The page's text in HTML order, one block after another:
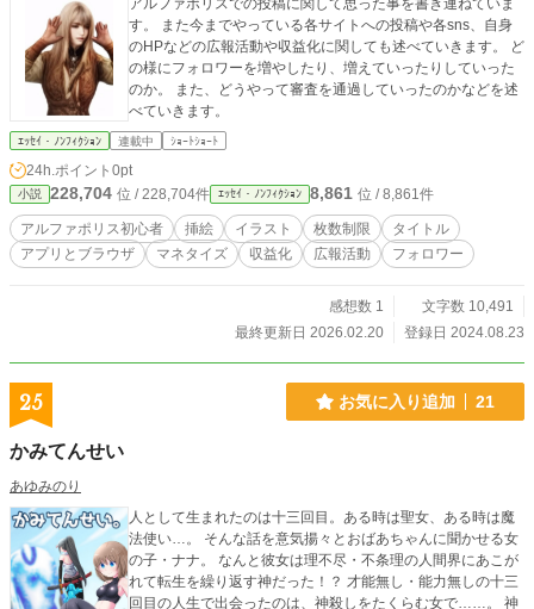
アルファポリスでの投稿に関して思った事を書き連ねていま
す。 また今までやっている各サイトへの投稿や各sns、自身
のHPなどの広報活動や収益化に関しても述べていきます。 ど
の様にフォロワーを増やしたり、増えていったりしていった
のか。 また、どうやって審査を通過していったのかなどを述
べていきます。
ｴｯｾｲ・ﾉﾝﾌｨｸｼｮﾝ 連載中 ｼｮｰﾄｼｮｰﾄ
24h.ポイント 0pt
小説 228,704 位 / 228,704件 ｴｯｾｲ・ﾉﾝﾌｨｸｼｮﾝ 8,861 位 / 8,861件
アルファポリス初心者 挿絵 イラスト 枚数制限
タイトル
アプリとブラウザ
マネタイズ 収益化 広報活動 フォロワー
感想数 1
文字数 10,491
最終更新日 2026.02.20
登録日 2024.08.23
25 お気に入り追加 21
かみてんせい
あゆみのり
人として生まれたのは十三回目。ある時は聖女、ある時は魔
法使い…。 そんな話を意気揚々とおばあちゃんに聞かせる女
の子・ナナ。 なんと彼女は理不尽・不条理の人間界にあこが
れて転生を繰り返す神だった！？ 才能無し・能力無しの十三
回目の人生で出会ったのは、神殺しをたくらむ女で……。 神